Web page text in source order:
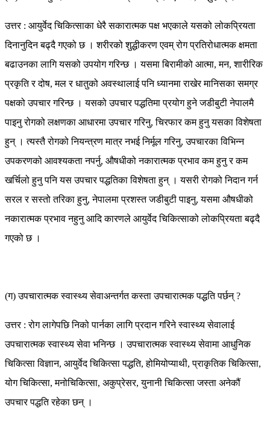
उत्तर : आयुर्वेद चिकित्साका धेरै सकारात्मक पक्ष भएकाले यसको लोकप्रियता
दिनानुदिन बढ्दै गएको छ । शरीरको शुद्धीकरण एवम् रोग प्रतिरोधात्मक क्षमता
बढाउनका लागि यसको उपयोग गरिन्छ । यसमा बिरामीको आत्मा, मन, शारीरिक
प्रकृति र दोष, मल र धातुको अवस्थालाई पनि ध्यानमा राखेर मानिसका समग्र
पक्षको उपचार गरिन्छ । यसको उपचार पद्धतिमा प्रयोग हुने जडीबुटी नेपालमै
पाइनु रोगको लक्षणका आधारमा उपचार गरिनु, चिरफार कम हुनु यसका विशेषता
हुन् । त्यस्तै रोगको नियन्त्रण मात्र नभई निर्मूल गरिनु, उपचारका विभिन्न
उपकरणको आवश्यकता नपर्नु, औषधीको नकारात्मक प्रभाव कम हुनु र कम
खर्चिलो हुनु पनि यस उपचार पद्धतिका विशेषता हुन् । यसरी रोगको निदान गर्न
सरल र सस्तो तरिका हुनु, नेपालमा प्रशस्त जडीबुटी पाइनु, यसमा औषधीको
नकारात्मक प्रभाव नहुनु आदि कारणले आयुर्वेद चिकित्साको लोकप्रियता बढ्दै
गएको छ ।
(ग) उपचारात्मक स्वास्थ्य सेवाअन्तर्गत कस्ता उपचारात्मक पद्धति पर्छन् ?
उत्तर : रोग लागेपछि निको पार्नका लागि प्रदान गरिने स्वास्थ्य सेवालाई
उपचारात्मक स्वास्थ्य सेवा भनिन्छ । उपचारात्मक स्वास्थ्य सेवामा आधुनिक
चिकित्सा विज्ञान, आयुर्वेद चिकित्सा पद्धति, होमियोप्याथी, प्राकृतिक चिकित्सा,
योग चिकित्सा, मनोचिकित्सा, अकुप्रेसर, युनानी चिकित्सा जस्ता अनेकौं
उपचार पद्धति रहेका छन् ।